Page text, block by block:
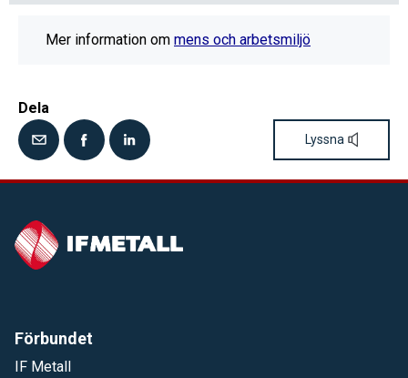
Mer information om mens och arbetsmiljö
Dela
Lyssna
Förbundet
IF Metall